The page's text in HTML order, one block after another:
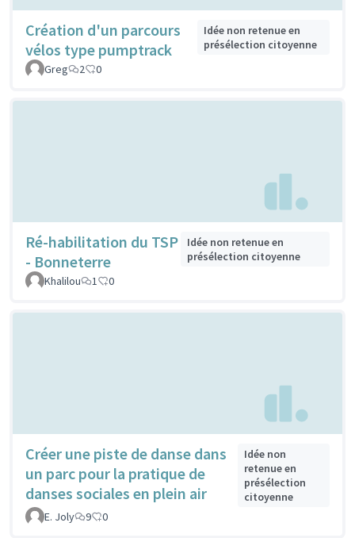
Création d'un parcours
vélos type pumptrack
Idée non retenue en
présélection citoyenne
Greg
2 0
Ré-habilitation du TSP
- Bonneterre
Idée non retenue en
présélection citoyenne
Khalilou
1 0
Créer une piste de danse dans
un parc pour la pratique de
danses sociales en plein air
Idée non
retenue en
présélection
citoyenne
E. Joly
9 0